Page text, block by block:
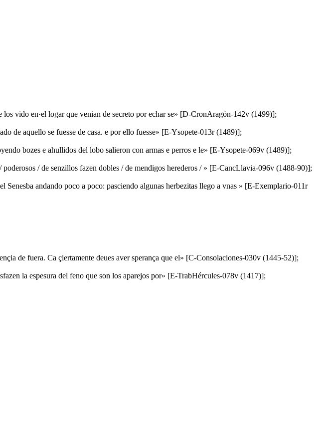
vido en·el logar que venian de secreto por echar se» [D-CronAragón-142v (1499)];
de aquello se fuesse de casa. e por ello fuesse» [E-Ysopete-013r (1489)];
bozes e ahullidos del lobo salieron con armas e perros e le» [E-Ysopete-069v (1489)];
/ de senzillos fazen dobles / de mendigos herederos / » [E-CancLlavia-096v (1488-90)];
Senesba andando poco a poco: pasciendo algunas herbezitas llego a vnas » [E-Exemplario-011r
de fuera. Ca çiertamente deues aver sperança que el» [C-Consolaciones-030v (1445-52)];
la espesura del feno que son los aparejos por» [E-TrabHércules-078v (1417)];